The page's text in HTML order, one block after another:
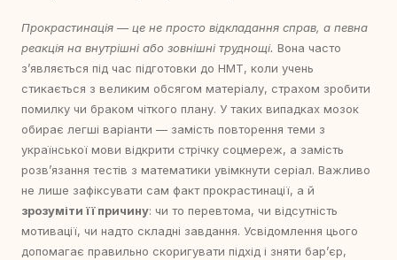
Прокрастинація — це не просто відкладання справ, а певна
реакція на внутрішні або зовнішні труднощі. Вона часто
з’являється під час підготовки до НМТ, коли учень
стикається з великим обсягом матеріалу, страхом зробити
помилку чи браком чіткого плану. У таких випадках мозок
обирає легші варіанти — замість повторення теми з
української мови відкрити стрічку соцмереж, а замість
розв’язання тестів з математики увімкнути серіал. Важливо
не лише зафіксувати сам факт прокрастинації, а й
зрозуміти її причину: чи то перевтома, чи відсутність
мотивації, чи надто складні завдання. Усвідомлення цього
допомагає правильно скоригувати підхід і зняти бар’єр,